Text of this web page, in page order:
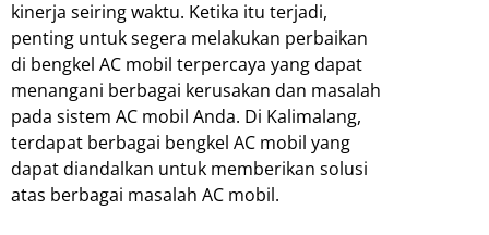
kinerja seiring waktu. Ketika itu terjadi,
penting untuk segera melakukan perbaikan
di bengkel AC mobil terpercaya yang dapat
menangani berbagai kerusakan dan masalah
pada sistem AC mobil Anda. Di Kalimalang,
terdapat berbagai bengkel AC mobil yang
dapat diandalkan untuk memberikan solusi
atas berbagai masalah AC mobil.